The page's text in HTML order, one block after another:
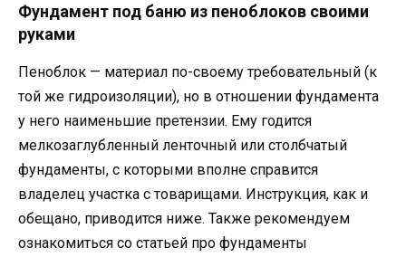
Фундамент под баню из пеноблоков своими
руками
Пеноблок — материал по-своему требовательный (к
той же гидроизоляции), но в отношении фундамента
у него наименьшие претензии. Ему годится
мелкозаглубленный ленточный или столбчатый
фундаменты, с которыми вполне справится
владелец участка с товарищами. Инструкция, как и
обещано, приводится ниже. Также рекомендуем
ознакомиться со статьей про фундаменты